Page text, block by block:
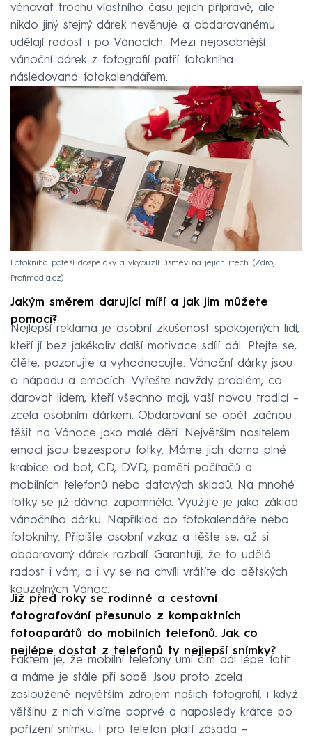
věnovat trochu vlastního času jejich přípravě, ale
nikdo jiný stejný dárek nevěnuje a obdarovanému
udělají radost i po Vánocích. Mezi nejosobnější
vánoční dárek z fotografií patří fotokniha
následovaná fotokalendářem.
Fotokniha potěší dospěláky a vkyouzlí úsměv na jejich rtech
Zdroj:
Profimedia.cz
Jakým směrem darující míří a jak jim můžete
pomoci?
Nejlepší reklama je osobní zkušenost spokojených lidí,
kteří jí bez jakékoliv další motivace sdílí dál. Ptejte se,
čtěte, pozorujte a vyhodnocujte. Vánoční dárky jsou
o nápadu a emocích. Vyřešte navždy problém, co
darovat lidem, kteří všechno mají, vaší novou tradicí –
zcela osobním dárkem. Obdarovaní se opět začnou
těšit na Vánoce jako malé děti. Největším nositelem
emocí jsou bezesporu fotky. Máme jich doma plné
krabice od bot, CD, DVD, paměti počítačů a
mobilních telefonů nebo datových skladů. Na mnohé
fotky se již dávno zapomnělo. Využijte je jako základ
vánočního dárku. Například do fotokalendáře nebo
fotoknihy. Připište osobní vzkaz a těšte se, až si
obdarovaný dárek rozbalí. Garantuji, že to udělá
radost i vám, a i vy se na chvíli vrátíte do dětských
kouzelných Vánoc.
Již před roky se rodinné a cestovní
fotografování přesunulo z kompaktních
fotoaparátů do mobilních telefonů. Jak co
nejlépe dostat z telefonů ty nejlepší snímky?
Faktem je, že mobilní telefony umí čím dál lépe fotit
a máme je stále při sobě. Jsou proto zcela
zaslouženě největším zdrojem našich fotografií, i když
většinu z nich vidíme poprvé a naposledy krátce po
pořízení snímku. I pro telefon platí zásada –